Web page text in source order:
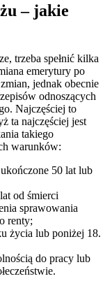
– jakie
trzeba spełnić kilka
emerytury po
jednak obecnie
odnoszących
Najczęściej to
ta najczęściej jest
takiego
warunków:
50 lat lub
od śmierci
sprawowania
renty;
życia lub poniżej 18.
do pracy lub